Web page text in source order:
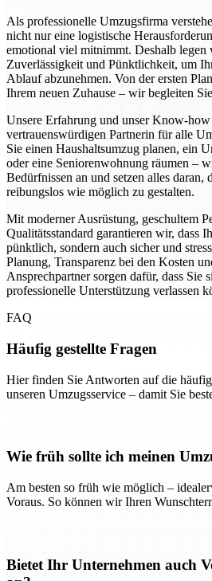
Als professionelle Umzugsfirma
nicht nur eine logistische
emotional viel mitnimmt. Deshalb legen
Zuverlässigkeit und Pünktlichkeit, um
Ablauf abzunehmen. Von der ersten
Ihrem neuen Zuhause – wir begleiten
Unsere Erfahrung und unser Know-how
vertrauenswürdigen Partnerin für alle
Sie einen Haushaltsumzug planen, ein
oder eine Seniorenwohnung räumen –
Bedürfnissen an und setzen alles daran,
reibungslos wie möglich zu gestalten.
Mit moderner Ausrüstung, geschultem
Qualitätsstandard garantieren wir, dass
pünktlich, sondern auch sicher und
Planung, Transparenz bei den Kosten
Ansprechpartner sorgen dafür, dass Sie
professionelle Unterstützung verlassen
FAQ
Häufig gestellte Fragen
Hier finden Sie Antworten auf die
unseren Umzugsservice – damit Sie
Wie früh sollte ich meinen
Am besten so früh wie möglich –
Voraus. So können wir Ihren
Bietet Ihr Unternehmen auch